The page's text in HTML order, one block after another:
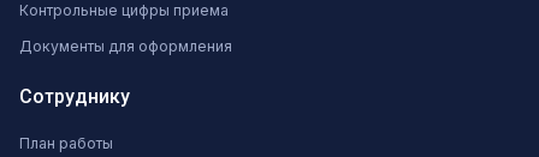
Контрольные цифры приема
Документы для оформления
Сотруднику
План работы